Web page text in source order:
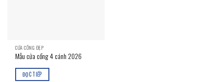
CỬA CỔNG ĐẸP
Mẫu cửa cổng 4 cánh 2026
ĐỌC TIẾP